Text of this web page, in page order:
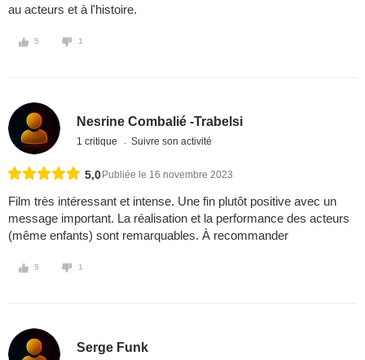
au acteurs et à l'histoire.
5 1
Nesrine Combalié -Trabelsi
1 critique Suivre son activité
5,0 Publiée le 16 novembre 2023
Film très intéressant et intense. Une fin plutôt positive avec un
message important. La réalisation et la performance des acteurs
(même enfants) sont remarquables. À recommander
5 1
Serge Funk